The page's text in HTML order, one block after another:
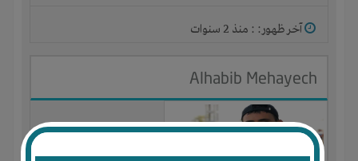
آخر ظهور: : منذ 2 سنوات
Alhabib Mehayech